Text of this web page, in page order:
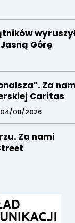
Górę
Za
Caritas
04/08/2026
Za nami